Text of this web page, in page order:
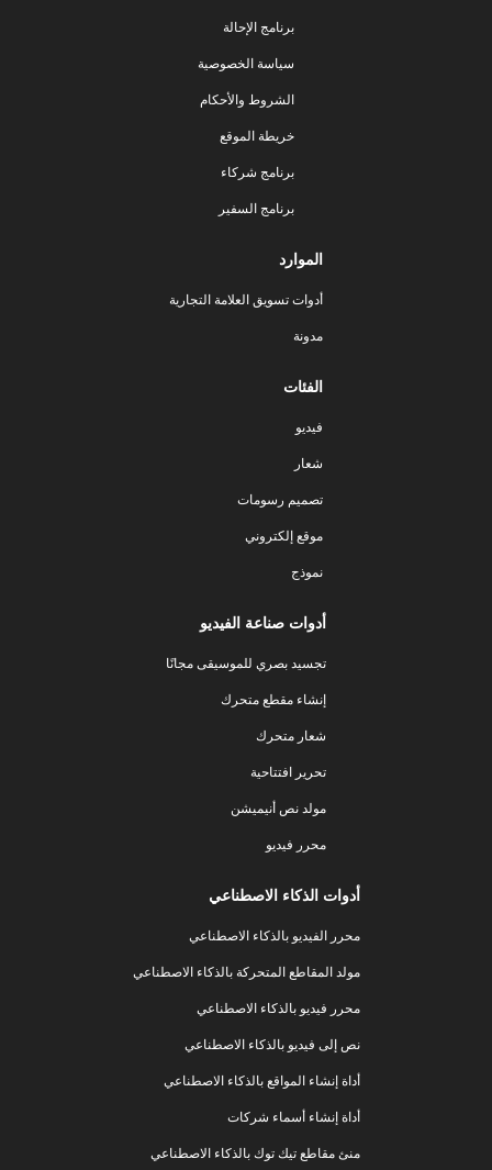
برنامج الإحالة
سياسة الخصوصية
الشروط والأحكام
خريطة الموقع
برنامج شركاء
برنامج السفير
الموارد
أدوات تسويق العلامة التجارية
مدونة
الفئات
فيديو
شعار
تصميم رسومات
موقع إلكتروني
نموذج
أدوات صناعة الفيديو
تجسيد بصري للموسيقى مجانًا
إنشاء مقطع متحرك
شعار متحرك
تحرير افتتاحية
مولد نص أنيميشن
محرر فيديو
أدوات الذكاء الاصطناعي
محرر الفيديو بالذكاء الاصطناعي
مولد المقاطع المتحركة بالذكاء الاصطناعي
محرر فيديو بالذكاء الاصطناعي
نص إلى فيديو بالذكاء الاصطناعي
أداة إنشاء المواقع بالذكاء الاصطناعي
أداة إنشاء أسماء شركات
منئ مقاطع تيك توك بالذكاء الاصطناعي